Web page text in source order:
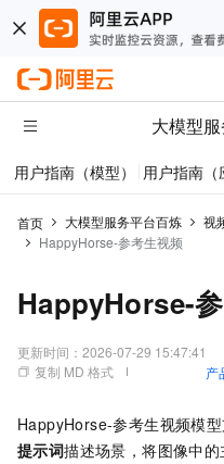
大模型
用户指南（模型） 用户指南（
首页 大模型服务平台百炼 视
HappyHorse-参考生视频
HappyHorse-
更新时间： 2026-07-29 15:47:41
复制 MD 格式
产
HappyHorse-参考生视频模型
提示词描述场景，将图像中